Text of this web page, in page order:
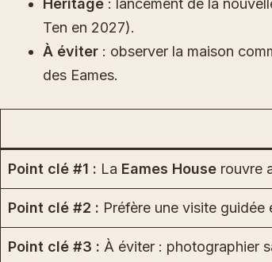
Héritage : lancement de la
Ten en 2027).
À éviter : observer la maison
des Eames.
Point clé #1 : La Eames House rouvre
Point clé #2 : Préfère une visite
Point clé #3 : À éviter : photographier